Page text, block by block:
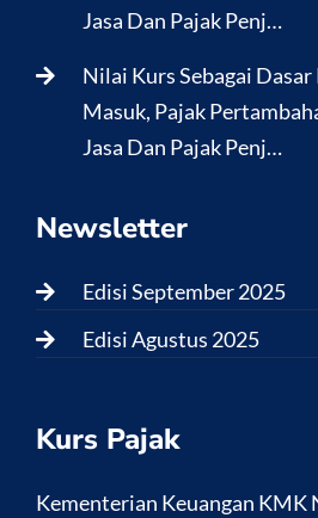
Jasa Dan Pajak Penj…
Nilai Kurs Sebagai Dasar
Masuk, Pajak
Jasa Dan Pajak Penj…
Newsletter
Edisi September 2025
Edisi Agustus 2025
Kurs Pajak
Kementerian Keuangan KMK